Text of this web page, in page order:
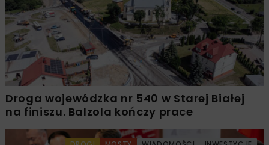
Droga wojewódzka nr 540 w Starej Białej
na finiszu. Balzola kończy prace